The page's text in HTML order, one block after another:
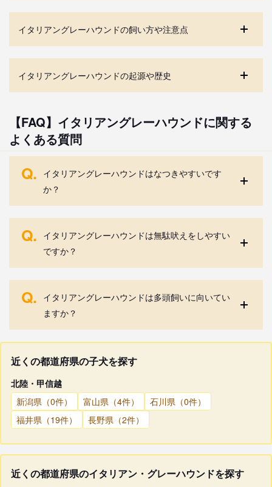
イタリアングレーハウンドの飼い方や注意点
イタリアングレーハウンドの起源や歴史
【FAQ】イタリアングレーハウンドに関する
よくある質問
Q. イタリアングレーハウンドはなつきやすいです
か？
Q. イタリアングレーハウンドは無駄吠えをしやすい
ですか？
Q. イタリアングレーハウンドは多頭飼いに向いてい
ますか？
近くの都道府県の子犬を探す
北陸・甲信越
新潟県（0件）
富山県（4件）
石川県（0件）
福井県（19件）
長野県（2件）
近くの都道府県のイタリアン・グレーハウンドを探す